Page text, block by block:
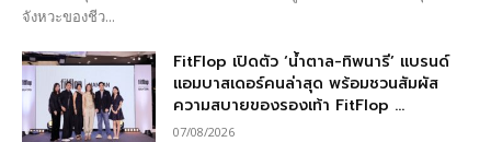
จังหวะของชีว...
FitFlop เปิดตัว ‘น้ำตาล-ทิพนารี’ แบรนด์
แอมบาสเดอร์คนล่าสุด พร้อมชวนสัมผัส
ความสบายของรองเท้า FitFlop ...
07/08/2026